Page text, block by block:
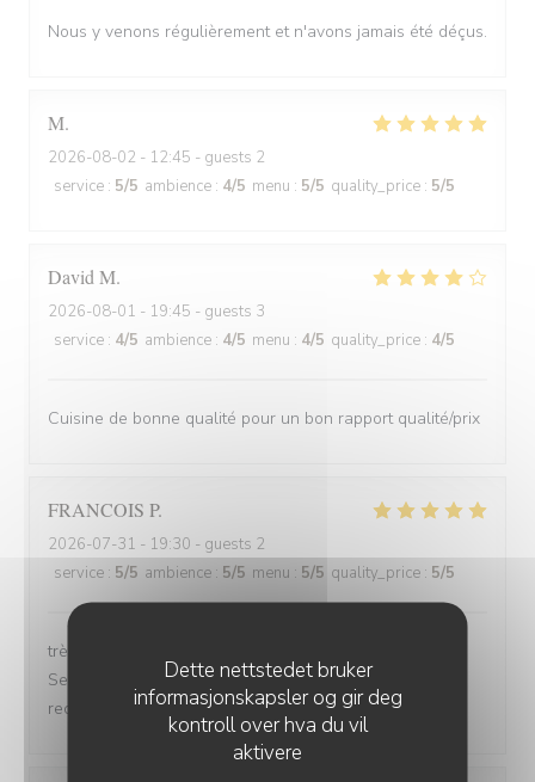
Dette nettstedet bruker
informasjonskapsler og gir deg
kontroll over hva du vil
aktivere
Nous y venons régulièrement et n'avons jamais été déçus.
M
2026-08-02 - 12:45 - guests 2
service : 5/5 ambience : 4/5 menu : 5/5 quality_price : 5/5
David M
2026-08-01 - 19:45 - guests 3
service : 4/5 ambience : 4/5 menu : 4/5 quality_price : 4/5
Cuisine de bonne qualité pour un bon rapport qualité/prix
FRANCOIS P
2026-07-31 - 19:30 - guests 2
service : 5/5 ambience : 5/5 menu : 5/5 quality_price : 5/5
très bonne soirée et très bon dîner, comme d'habitude.
Serveuse et serveur très professionnels. Nous
recommandons, jamais déçu.